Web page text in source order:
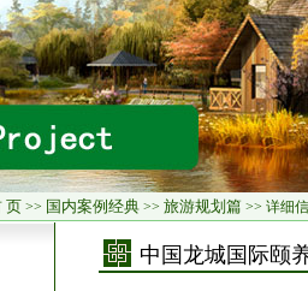
页 >> 国内案例经典 >> 旅游规划篇 >> 详细
中国龙城国际颐